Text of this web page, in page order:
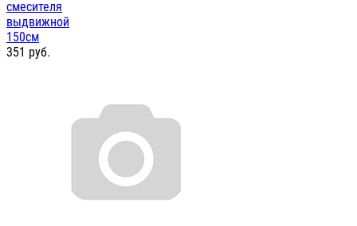
смесителя
выдвижной
150см
351 руб.